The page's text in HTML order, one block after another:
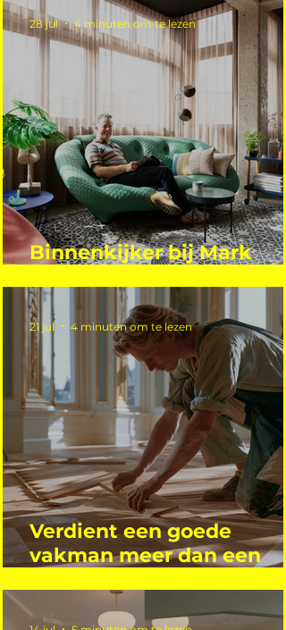
Binnenkijker bij Mark
28 jul 4 minuten om te lezen
Verdient een goede
vakman meer dan een
21 jul 4 minuten om te lezen